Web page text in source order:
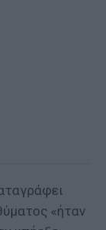
«ήταν